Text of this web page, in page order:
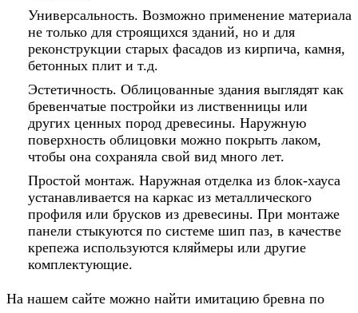
Универсальность. Возможно применение материала
не только для строящихся зданий, но и для
реконструкции старых фасадов из кирпича, камня,
бетонных плит и т.д.
Эстетичность. Облицованные здания выглядят как
бревенчатые постройки из лиственницы или
других ценных пород древесины. Наружную
поверхность облицовки можно покрыть лаком,
чтобы она сохраняла свой вид много лет.
Простой монтаж. Наружная отделка из блок-хауса
устанавливается на каркас из металлического
профиля или брусков из древесины. При монтаже
панели стыкуются по системе шип паз, в качестве
крепежа используются кляймеры или другие
комплектующие.
На нашем сайте можно найти имитацию бревна по